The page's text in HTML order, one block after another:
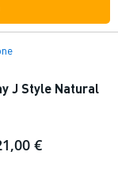
J Style Natural
€